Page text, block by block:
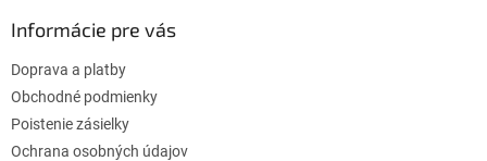
Informácie pre vás
Doprava a platby
Obchodné podmienky
Poistenie zásielky
Ochrana osobných údajov